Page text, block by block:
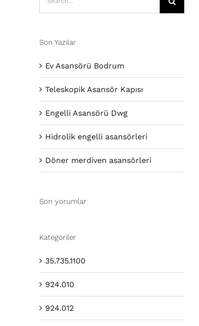
Son Yazılar
Ev Asansörü Bodrum
Teleskopik Asansör Kapısı
Engelli Asansörü Dwg
Hidrolik engelli asansörleri
Döner merdiven asansörleri
Son yorumlar
Kategoriler
35.735.1100
924.010
924.012